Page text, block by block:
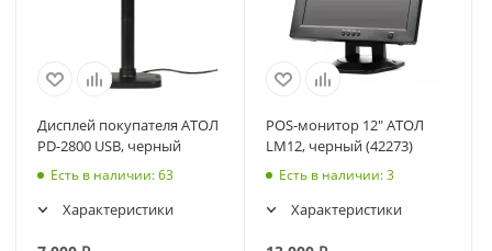
Дисплей покупателя АТОЛ
PD-2800 USB, черный
Есть в наличии: 63
Характеристики
POS-монитор 12" АТОЛ
LM12, черный (42273)
Есть в наличии: 3
Характеристики